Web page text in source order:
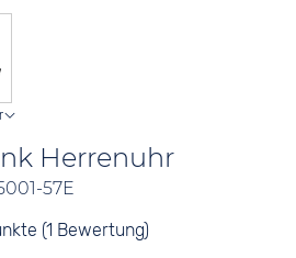
Herrenuhr
57E
(1 Bewertung)